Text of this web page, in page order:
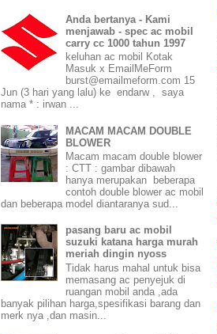
Anda bertanya - Kami
menjawab - spec ac mobil
carry cc 1000 tahun 1997
keluhan ac mobil Kotak
Masuk x EmailMeForm
burst@emailmeform.com 15
Jun (3 hari yang lalu) ke endarw , saya
nama * : irwan ...
MACAM MACAM DOUBLE
BLOWER
Macam macam double blower
: CTT : gambar dibawah
hanya merupakan beberapa
contoh double blower ac mobil
dan beberapa model diantaranya sud...
pasang baru ac mobil
suzuki katana harga murah
meriah dingin nyoss
Tidak harus mahal untuk bisa
memasang ac penyejuk di
ruangan mobil anda ,ada
banyak pilihan harga,spesifikasi barang dan
merk nya ,dan masin...